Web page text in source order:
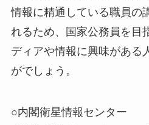
情報に精通している職員の
れるため、国家公務員を目
ディアや情報に興味がある
がでしょう。
○内閣衛星情報センター